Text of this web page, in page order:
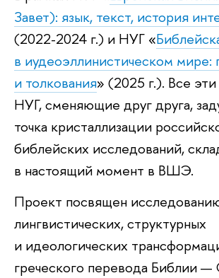
Завет): язык, текст, история
(2022-2024 г.) и НУГ «
в иудеоэллинистическом мире:
и толкования» (2025 г.). Все
НУГ, сменяющие друг друга,
точка кристаллизации
библейских исследований,
в настоящий момент в ВШЭ.
Проект посвящен
лингвистических, структурных
и идеологических
греческого перевода Библии —